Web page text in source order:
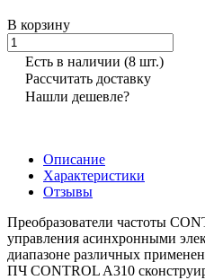
В корзину
Есть в наличии (8 шт.)
Рассчитать доставку
Нашли дешевле?
Описание
Характеристики
Отзывы
Преобразователи частоты
управления асинхронными
диапазоне различных
ПЧ CONTROL A310